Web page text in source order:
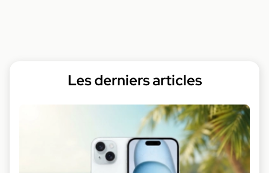
Les derniers articles